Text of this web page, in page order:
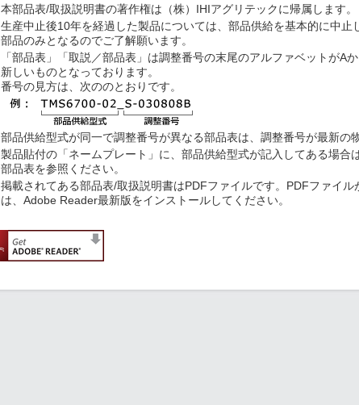
本部品表/取扱説明書の著作権は（株）IHIアグリテックに帰属します。
生産中止後10年を経過した製品については、部品供給を基本的に中止
部品のみとなるのでご了解願います。
「部品表」「取説／部品表」は調整番号の末尾のアルファベットがA
新しいものとなっております。
番号の見方は、次ののとおりです。
部品供給型式が同一で調整番号が異なる部品表は、調整番号が最新の
製品貼付の「ネームプレート」に、部品供給型式が記入してある場合
部品表を参照ください。
掲載されてある部品表/取扱説明書はPDFファイルです。PDFファイル
は、Adobe Reader最新版をインストールしてください。